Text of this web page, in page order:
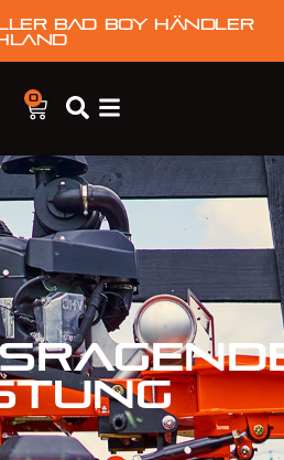
Bad Boy Händler
0